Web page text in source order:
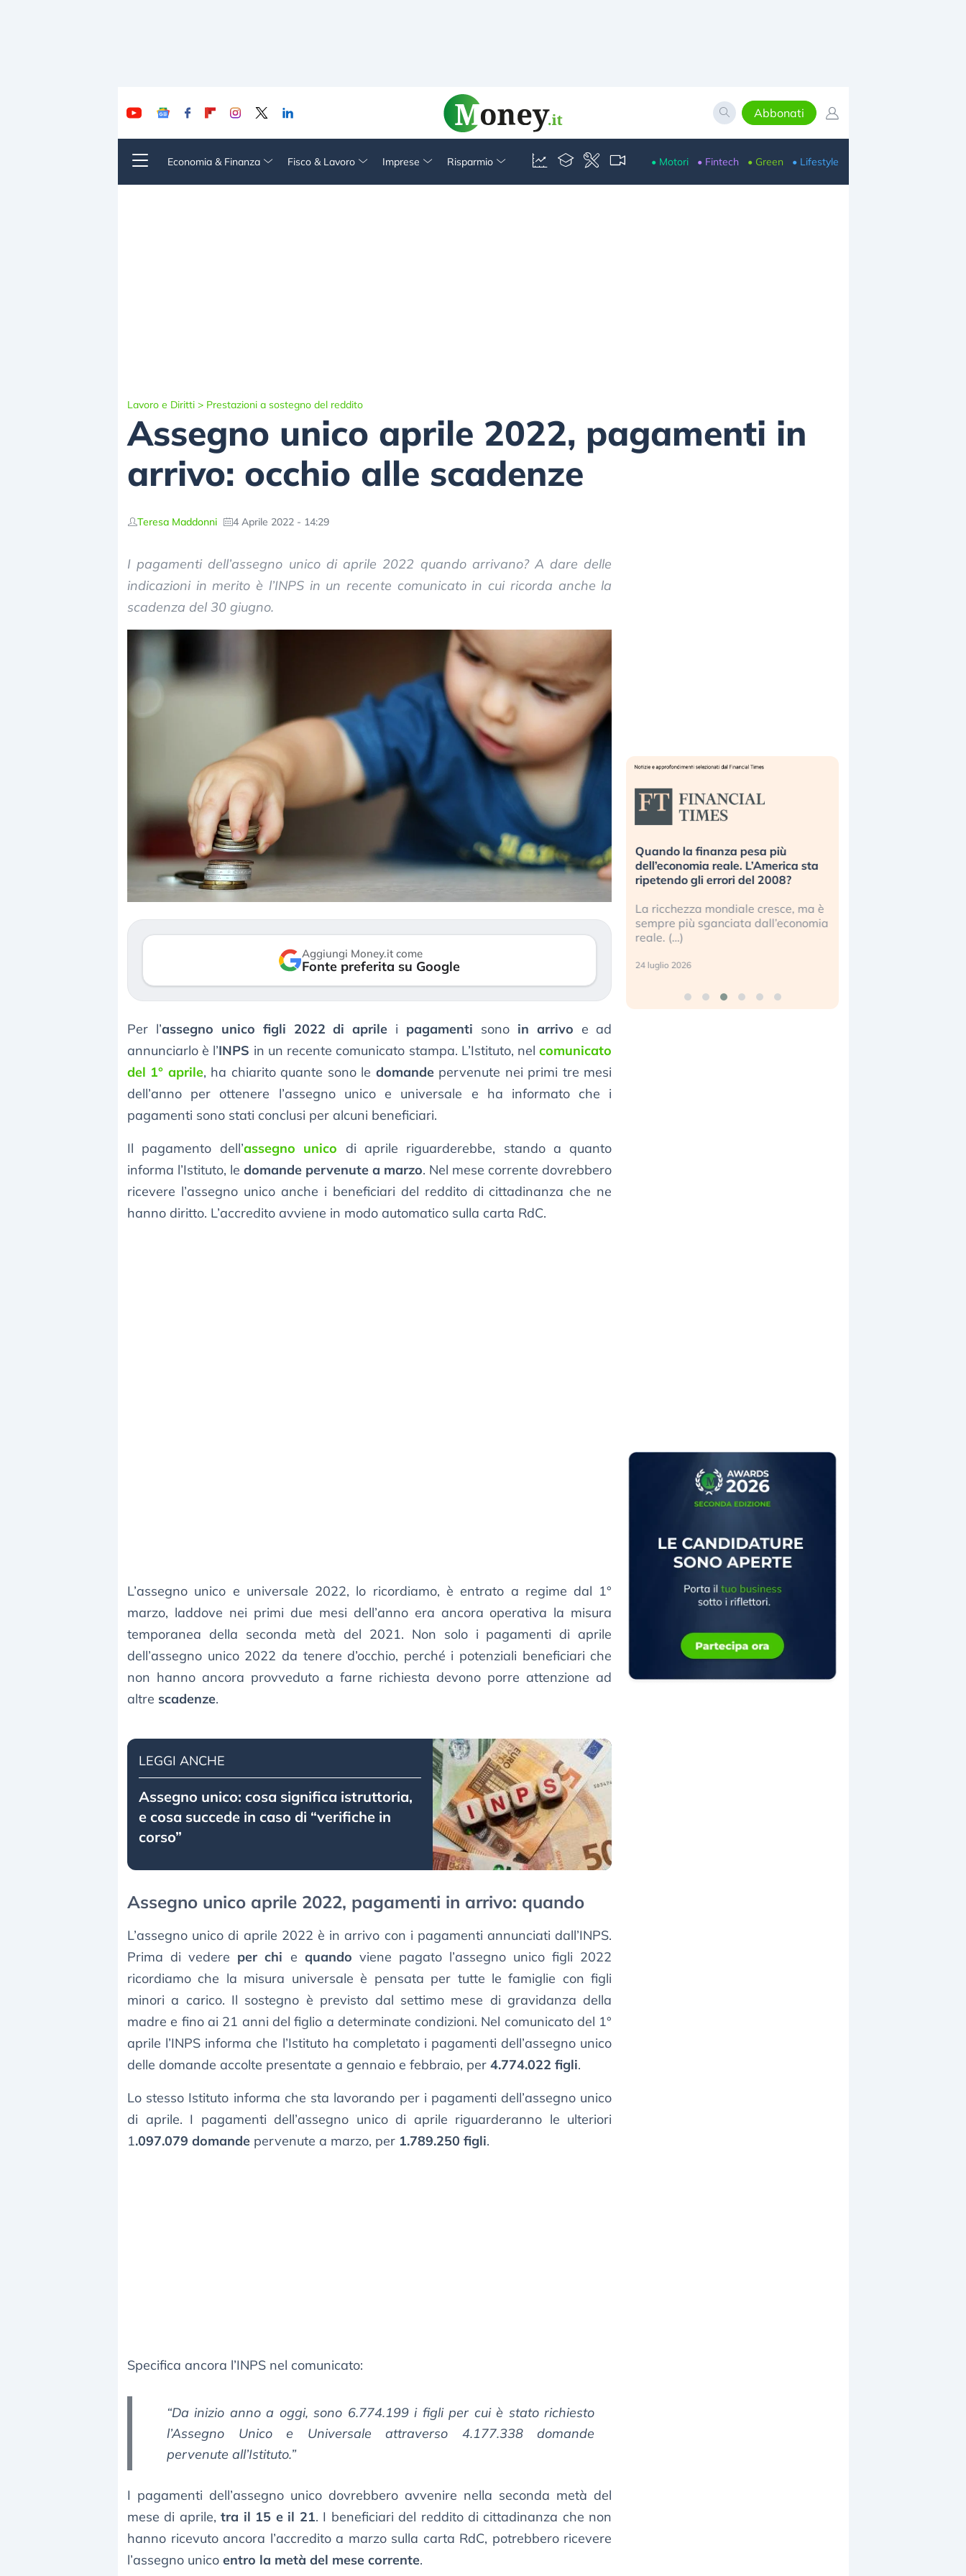
Abbonati
Economia & Finanza Fisco & Lavoro Imprese Risparmio • Motori • Fintech • Green • Lifestyle
Lavoro e Diritti > Prestazioni a sostegno del reddito
Assegno unico aprile 2022, pagamenti in
arrivo: occhio alle scadenze
Teresa Maddonni 4 Aprile 2022 - 14:29
I pagamenti dell’assegno unico di aprile 2022 quando arrivano? A dare delle
indicazioni in merito è l’INPS in un recente comunicato in cui ricorda anche la
scadenza del 30 giugno.
Aggiungi Money.it come
Fonte preferita su Google
Per l’assegno unico figli 2022 di aprile i pagamenti sono in arrivo e ad
annunciarlo è l’INPS in un recente comunicato stampa. L’Istituto, nelcomunicato
del 1° aprile, ha chiarito quante sono le domandepervenute nei primi tre mesi
dell’anno per ottenere l’assegno unico e universale e ha informato che i
pagamenti sono stati conclusi per alcuni beneficiari.
Il pagamento dell’assegno unico di aprile riguarderebbe, stando a quanto
informa l’Istituto, ledomande pervenute a marzo. Nel mese corrente dovrebbero
ricevere l’assegno unico anche i beneficiari del reddito di cittadinanza che ne
hanno diritto. L’accredito avviene in modo automatico sulla carta RdC.
L’assegno unico e universale 2022, lo ricordiamo, è entrato a regime dal 1°
marzo, laddove nei primi due mesi dell’anno era ancora operativa la misura
temporanea della seconda metà del 2021. Non solo i pagamenti di aprile
dell’assegno unico 2022 da tenere d’occhio, perché i potenziali beneficiari che
non hanno ancora provveduto a farne richiesta devono porre attenzione ad
altre scadenze.
LEGGI ANCHE
Assegno unico: cosa significa istruttoria,
e cosa succede in caso di “verifiche in
corso”
Assegno unico aprile 2022, pagamenti in arrivo: quando
L’assegno unico di aprile 2022 è in arrivo con i pagamenti annunciati dall’INPS.
Prima di vedere per chi e quando viene pagato l’assegno unico figli 2022
ricordiamo che la misura universale è pensata per tutte le famiglie con figli
minori a carico. Il sostegno è previsto dal settimo mese di gravidanza della
madre e fino ai 21 anni del figlio a determinate condizioni. Nel comunicato del 1°
aprile l’INPS informa che l’Istituto ha completato i pagamenti dell’assegno unico
delle domande accolte presentate a gennaio e febbraio, per 4.774.022 figli.
Lo stesso Istituto informa che sta lavorando per i pagamenti dell’assegno unico
di aprile. I pagamenti dell’assegno unico di aprile riguarderanno le ulteriori
1.097.079 domande pervenute a marzo, per 1.789.250 figli.
Specifica ancora l’INPS nel comunicato:
“Da inizio anno a oggi, sono 6.774.199 i figli per cui è stato richiesto
l’Assegno Unico e Universale attraverso 4.177.338 domande
pervenute all’Istituto.”
I pagamenti dell’assegno unico dovrebbero avvenire nella seconda metà del
mese di aprile,tra il 15 e il 21. I beneficiari del reddito di cittadinanza che non
hanno ricevuto ancora l’accredito a marzo sulla carta RdC, potrebbero ricevere
l’assegno unico entro la metà del mese corrente.
Dalle valutazioni estreme alla
correzione. Cosa sta guidando il
repricing degli asset?
mostrando segni di stanchezza
verso le (…)
«La mia vita è rovinata». Investitori
in preda al panico dopo lo scoppio
della bolla AI
Kospi, mentre gli investitori retail (…)
30 luglio 2026
Quando la finanza pesa più
dell’economia reale. L’America sta
ripetendo gli errori del 2008?
La ricchezza mondiale cresce, ma è
sempre più sganciata dall’economia
reale. (…)
24 luglio 2026